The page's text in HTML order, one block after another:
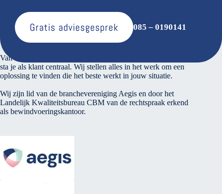
Gratis adviesgesprek 085 – 0190141
Over ons
Van den Bosse voert verantwoord financieel beheer. Bij ons
sta je als klant centraal. Wij stellen alles in het werk om een
oplossing te vinden die het beste werkt in jouw situatie.
Wij zijn lid van de branchevereniging Aegis en door het
Landelijk Kwaliteitsbureau CBM van de rechtspraak erkend
als bewindvoeringskantoor.